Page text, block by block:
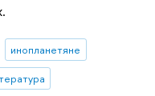
инопланетяне